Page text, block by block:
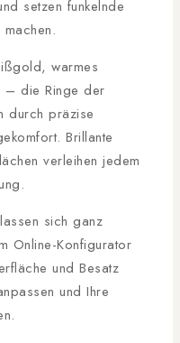
setzen funkelnde
warmes
– die Ringe der
durch präzise
Brillante
verleihen jedem
sich ganz
Online-Konfigurator
und Besatz
und Ihre